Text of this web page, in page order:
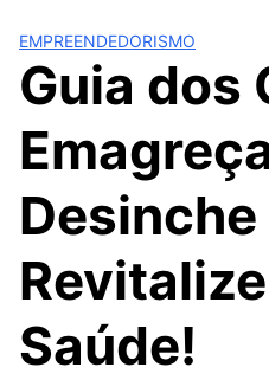
EMPREENDEDORISMO
Guia dos
Desinche
Saúde!